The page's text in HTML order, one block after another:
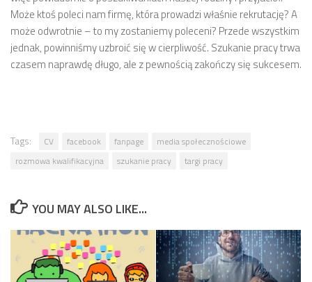
Może ktoś poleci nam firmę, która prowadzi właśnie rekrutację? A
może odwrotnie – to my zostaniemy poleceni? Przede wszystkim
jednak, powinniśmy uzbroić się w cierpliwość. Szukanie pracy trwa
czasem naprawdę długo, ale z pewnością zakończy się sukcesem.
Tags: CV facebook fanpage
media społecznościowe
rozmowa kwalifikacyjna
szukanie pracy targi pracy
YOU MAY ALSO LIKE...